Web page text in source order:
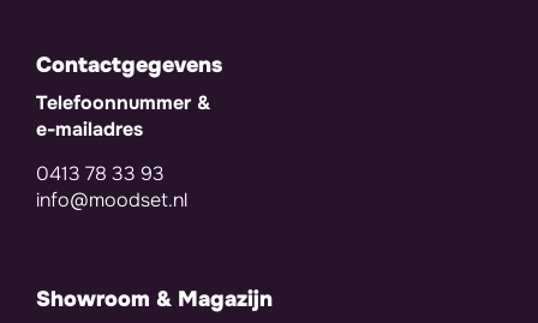
Contactgegevens
Telefoonnummer &
e-mailadres
0413 78 33 93
info@moodset.nl
Showroom & Magazijn